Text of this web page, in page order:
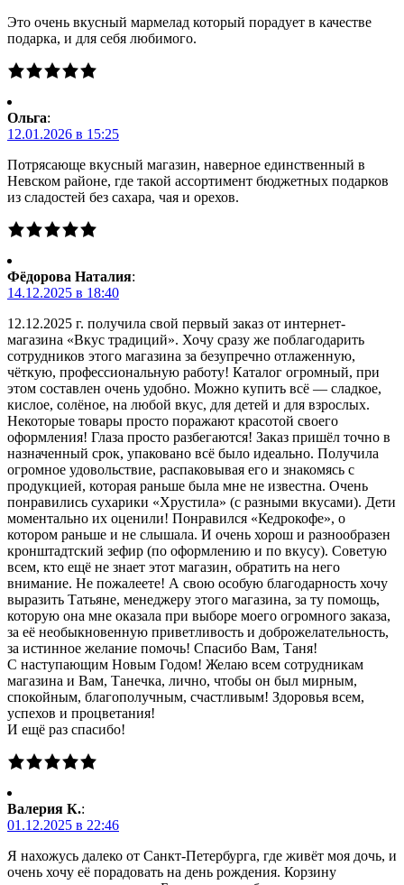
Это очень вкусный мармелад который порадует в качестве
подарка, и для себя любимого.
Ольга:
12.01.2026 в 15:25
Потрясающе вкусный магазин, наверное единственный в
Невском районе, где такой ассортимент бюджетных подарков
из сладостей без сахара, чая и орехов.
Фёдорова Наталия:
14.12.2025 в 18:40
12.12.2025 г. получила свой первый заказ от интернет-
магазина «Вкус традиций». Хочу сразу же поблагодарить
сотрудников этого магазина за безупречно отлаженную,
чёткую, профессиональную работу! Каталог огромный, при
этом составлен очень удобно. Можно купить всё — сладкое,
кислое, солёное, на любой вкус, для детей и для взрослых.
Некоторые товары просто поражают красотой своего
оформления! Глаза просто разбегаются! Заказ пришёл точно в
назначенный срок, упаковано всё было идеально. Получила
огромное удовольствие, распаковывая его и знакомясь с
продукцией, которая раньше была мне не известна. Очень
понравились сухарики «Хрустила» (с разными вкусами). Дети
моментально их оценили! Понравился «Кедрокофе», о
котором раньше и не слышала. И очень хорош и разнообразен
кронштадтский зефир (по оформлению и по вкусу). Советую
всем, кто ещё не знает этот магазин, обратить на него
внимание. Не пожалеете! А свою особую благодарность хочу
выразить Татьяне, менеджеру этого магазина, за ту помощь,
которую она мне оказала при выборе моего огромного заказа,
за её необыкновенную приветливость и доброжелательность,
за истинное желание помочь! Спасибо Вам, Таня!
С наступающим Новым Годом! Желаю всем сотрудникам
магазина и Вам, Танечка, лично, чтобы он был мирным,
спокойным, благополучным, счастливым! Здоровья всем,
успехов и процветания!
И ещё раз спасибо!
Валерия К.:
01.12.2025 в 22:46
Я нахожусь далеко от Санкт-Петербурга, где живёт моя дочь, и
очень хочу её порадовать на день рождения. Корзину